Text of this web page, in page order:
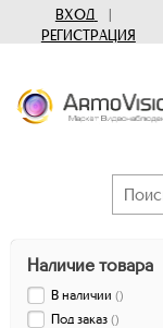
ВХОД
|
РЕГИСТРАЦИЯ
Наличие товара
В наличии ()
Под заказ ()